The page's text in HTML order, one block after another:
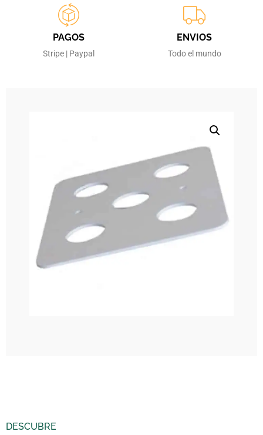
PAGOS
Stripe | Paypal
ENVIOS
Todo el mundo
DESCUBRE